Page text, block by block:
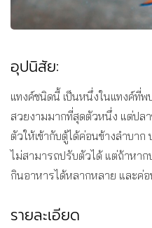
อุปนิสัย:
แทงค์ชนิดนี้ เป็นหนึ่งในแทงค์ที่
สวยงามมากที่สุดตัวหนึ่ง แต่ปล
ตัวให้เข้ากับตู้ได้ค่อนข้างลำบา
ไม่สามารถปรับตัวได้ แต่ถ้าหาก
กินอาหารได้หลากหลาย และค่
รายละเอียด